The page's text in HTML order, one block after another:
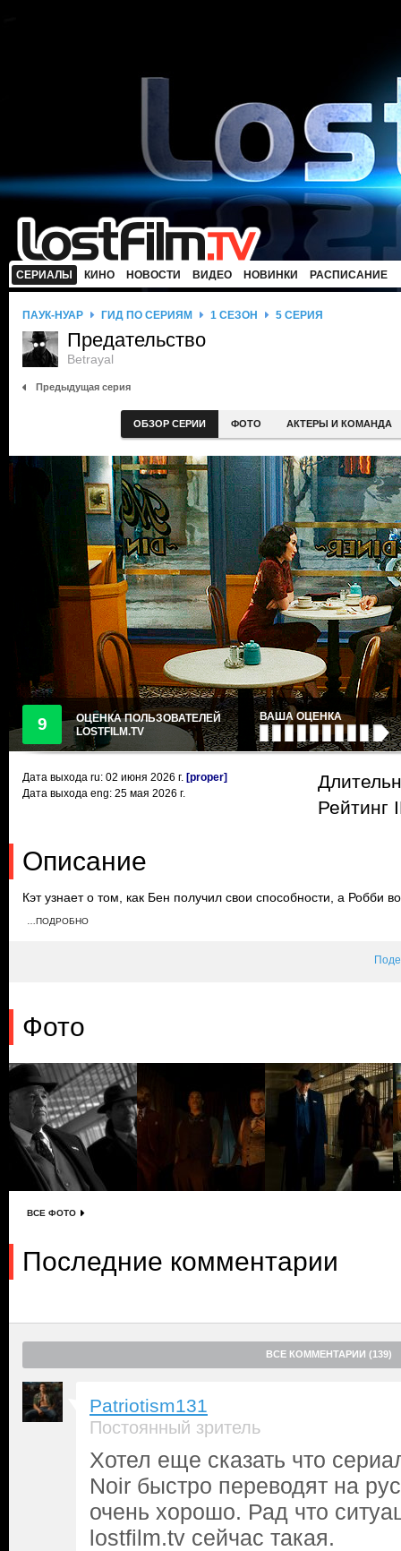
СЕРИАЛЫ КИНО НОВОСТИ ВИДЕО НОВИНКИ РАСПИСАНИЕ
ПАУК-НУАР ГИД ПО СЕРИЯМ 1 СЕЗОН 5 СЕРИЯ
Предательство
Betrayal
Предыдущая серия
ОБЗОР СЕРИИ ФОТО АКТЕРЫ И КОМАНДА
9
ОЦЕНКА ПОЛЬЗОВАТЕЛЕЙ
LOSTFILM.TV
ВАША ОЦЕНКА
Дата выхода ru: 02 июня 2026 г. [proper]
Дата выхода eng: 25 мая 2026 г.
Рейтинг
Описание
Кэт узнает о том, как Бен получил свои способности, а Робби
истории о Пауке и битве Лейдена. Он обнаруживает, что все,
…ПОДРОБНО
Фото
ВСЕ ФОТО
Последние комментарии
ВСЕ КОММЕНТАРИИ (139)
Patriotism131
Постоянный зритель
Хотел еще сказать что
Noir быстро переводят на
очень хорошо. Рад что
lostfilm.tv сейчас такая.